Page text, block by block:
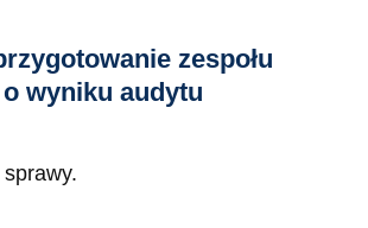
zespołu
wyniku audytu